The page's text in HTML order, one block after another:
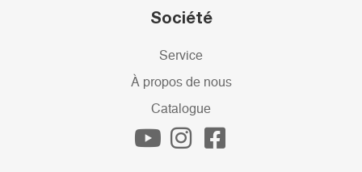
Société
Service
À propos de nous
Catalogue